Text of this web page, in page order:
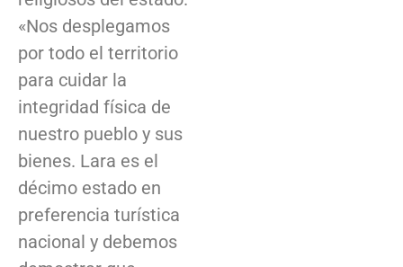
«Nos desplegamos
por todo el territorio
para cuidar la
integridad física de
nuestro pueblo y sus
bienes. Lara es el
décimo estado en
preferencia turística
nacional y debemos